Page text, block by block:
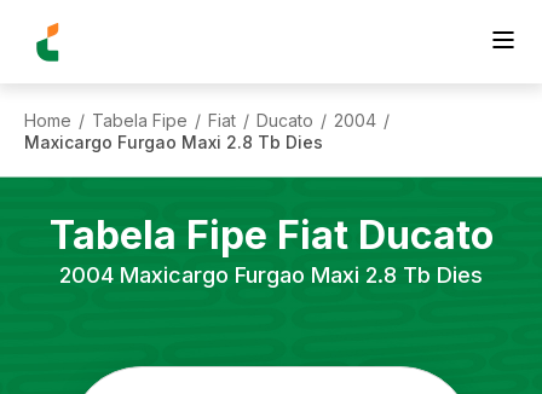
Home / Tabela Fipe / Fiat / Ducato / 2004 /
Maxicargo Furgao Maxi 2.8 Tb Dies
Tabela Fipe Fiat Ducato
2004 Maxicargo Furgao Maxi 2.8 Tb Dies